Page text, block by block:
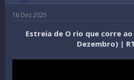
t
a
r
n
c
i
16 Dez 2025
Estreia de O rio que corre
Dezembro) |